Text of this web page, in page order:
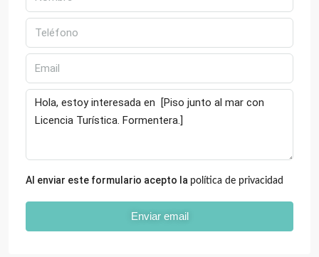
Al enviar este formulario acepto la política de privacidad
Enviar email